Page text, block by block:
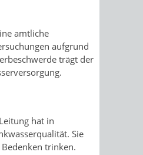
amtliche
aufgrund
trägt der
hat in
Sie
trinken.